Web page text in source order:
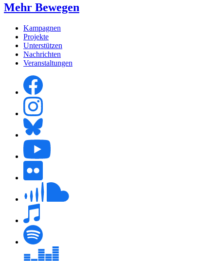
Mehr Bewegen
Kampagnen
Projekte
Unterstützen
Nachrichten
Veranstaltungen